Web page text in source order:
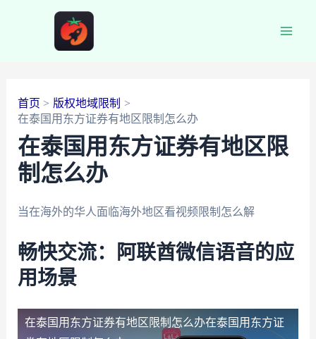
首页
版权地域限制
在泰国用东方证券有地区限制怎么办
在泰国用东方证券有地区限
制怎么办
当在海外的华人面临海外地区看视频限制怎么解
畅快交流：阿联酋微信语音的应
用场景
在泰国用东方证券有地区限制怎么办在泰国用东方证